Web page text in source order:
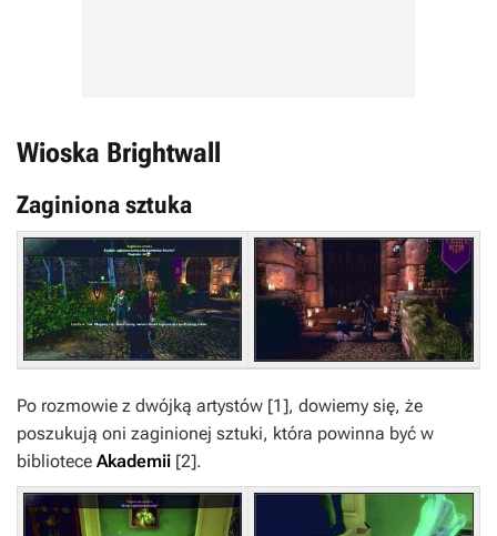
Wioska Brightwall
Zaginiona sztuka
Po rozmowie z dwójką artystów [1], dowiemy się, że
poszukują oni zaginionej sztuki, która powinna być w
bibliotece Akademii [2].